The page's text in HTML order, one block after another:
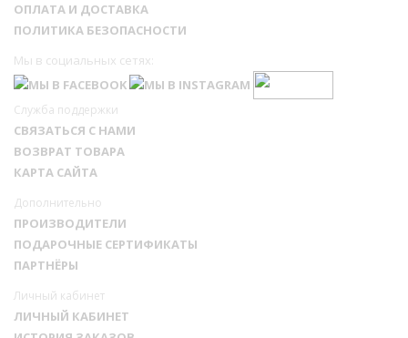
ОПЛАТА И ДОСТАВКА
ПОЛИТИКА БЕЗОПАСНОСТИ
Мы в социальных сетях:
Служба поддержки
СВЯЗАТЬСЯ С НАМИ
ВОЗВРАТ ТОВАРА
КАРТА САЙТА
Дополнительно
ПРОИЗВОДИТЕЛИ
ПОДАРОЧНЫЕ СЕРТИФИКАТЫ
ПАРТНЁРЫ
Личный кабинет
ЛИЧНЫЙ КАБИНЕТ